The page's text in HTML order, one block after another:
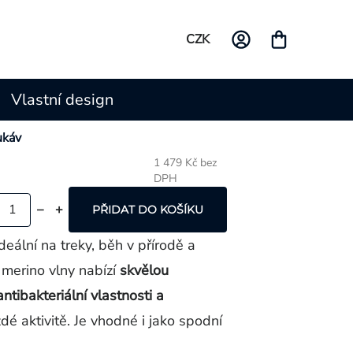
CZK
Vlastní design
1 479 Kč bez
DPH
PŘIDAT DO KOŠÍKU
na treky, běh v přírodě a
vlny nabízí skvělou
vlastnosti a
aktivitě. Je vhodné i jako spodní